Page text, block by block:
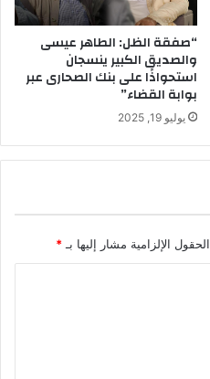
“صفقة الظل: الطاهر عيسى
والصديق الكبير ينسجان
استحواذًا على بنك الصحارى عبر
بوابة القضاء”
يوليو 19, 2025
الحقول الإلزامية مشار إليها بـ*